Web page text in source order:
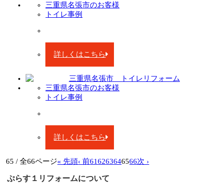
三重県名張市のお客様
トイレ事例
詳しくはこちら
三重県名張市のお客様
トイレ事例
詳しくはこちら
65 / 全66ページ« 先頭‹ 前616263646566次 ›
ぷらす１リフォームについて